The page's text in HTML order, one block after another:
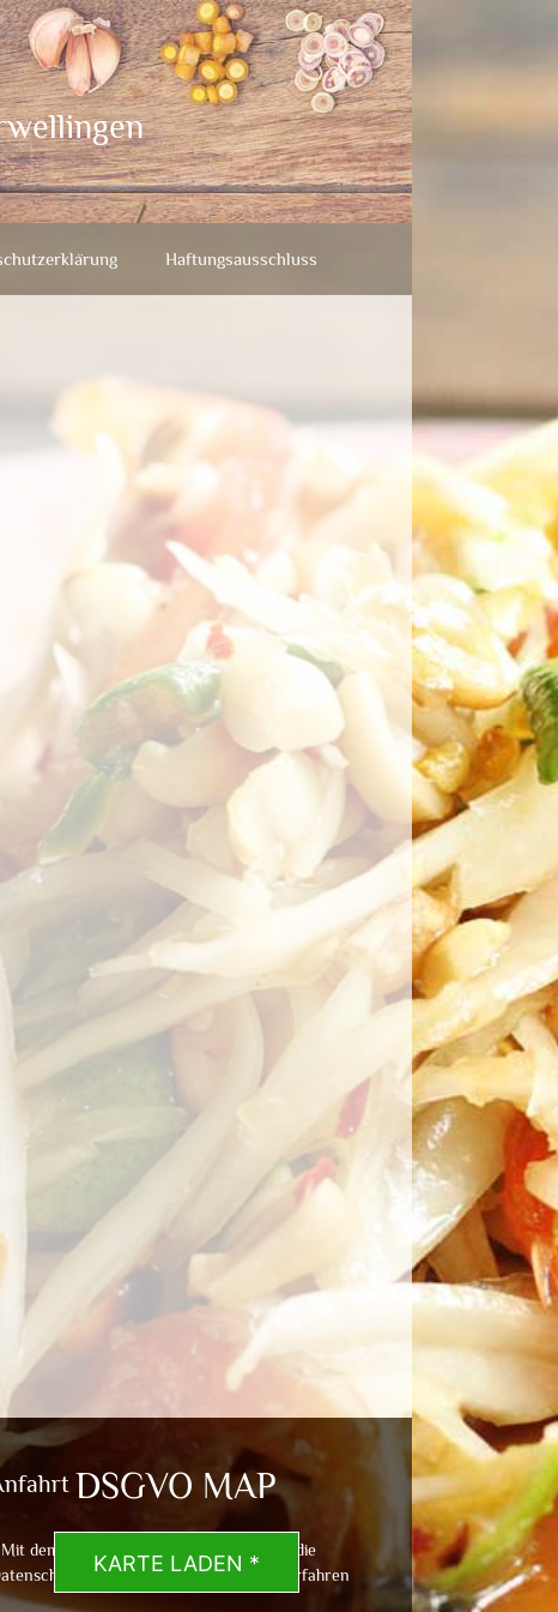
Haftungsausschluss
DSGVO MAP
KARTE LADEN *
dem Laden der Karte akzeptierst du die
von Google.
Mehr erfahren